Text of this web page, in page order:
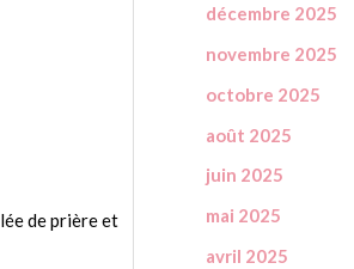
de prière et
décembre 2025
novembre 2025
octobre 2025
août 2025
juin 2025
mai 2025
avril 2025